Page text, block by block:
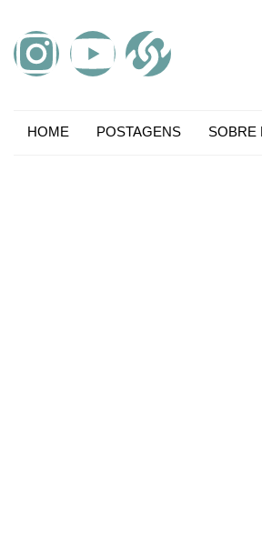
HOME POSTAGENS SOBRE